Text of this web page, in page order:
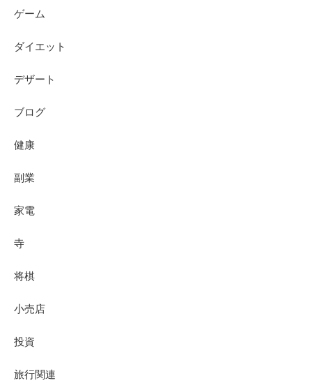
ゲーム
ダイエット
デザート
ブログ
健康
副業
家電
寺
将棋
小売店
投資
旅行関連